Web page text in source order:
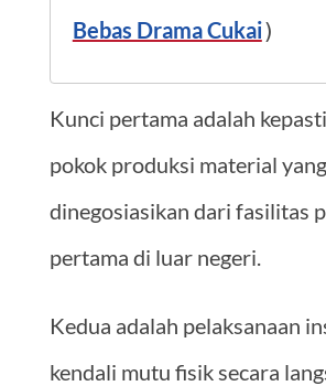
Bebas Drama Cukai)
Kunci pertama adalah
pokok produksi material
dinegosiasikan dari fasilitas
pertama di luar negeri.
Kedua adalah pelaksanaan
kendali mutu fisik secara